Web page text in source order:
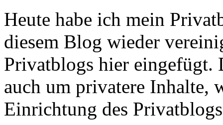
Heute habe ich mein
diesem Blog wieder
Privatblogs hier eingefügt.
auch um privatere Inhalte,
Einrichtung des